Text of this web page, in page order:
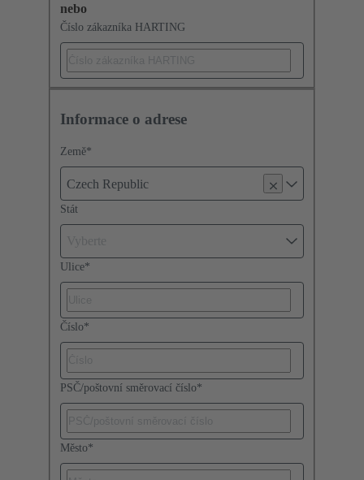
nebo
Číslo zákazníka HARTING
Informace o adrese
Země*
Czech Republic
Stát
Ulice*
Číslo*
PSČ/poštovní směrovací číslo*
Město*